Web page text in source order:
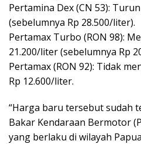
Pertamina Dex (CN 53):
(sebelumnya Rp 28.500/liter).
Pertamax Turbo (RON 98):
21.200/liter (sebelumnya Rp
Pertamax (RON 92): Tidak
Rp 12.600/liter.
“Harga baru tersebut sudah
Bakar Kendaraan Bermotor
yang berlaku di wilayah